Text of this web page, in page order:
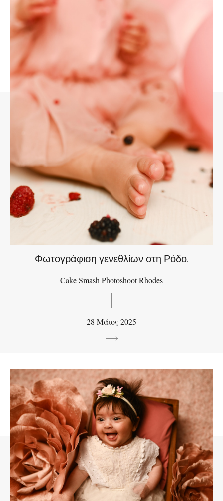
Φωτογράφιση γενεθλίων στη Ρόδο.
Cake Smash Photoshoot Rhodes
28 Μάιος 2025